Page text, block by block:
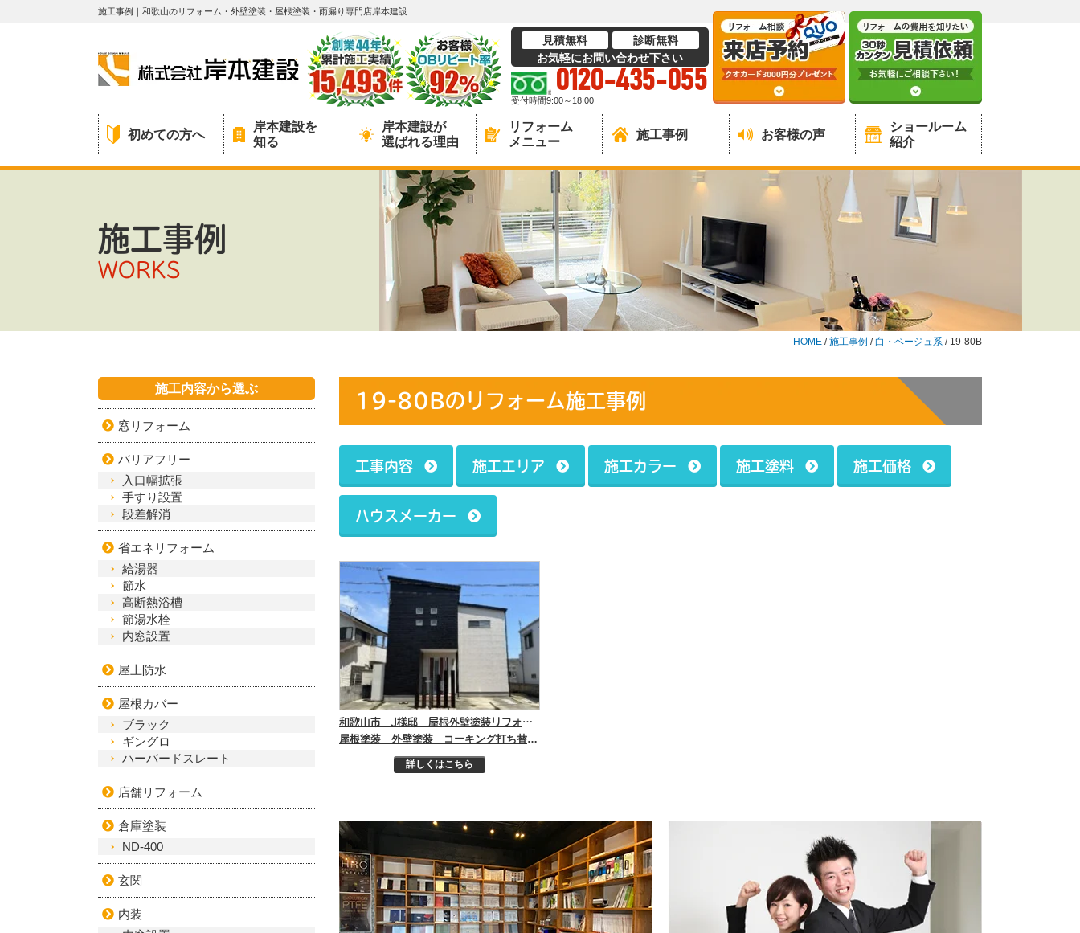
施工事例｜和歌山のリフォーム・外壁塗装・屋根塗装・雨漏り専門店岸本建設
見積無料
診断無料
お気軽にお問い合わせ下さい
0120-435-055
受付時間9:00～18:00
初めての方へ
岸本建設を
知る
岸本建設が
選ばれる理由
リフォーム
メニュー
施工事例 お客様の声
ショールーム
紹介
施工事例
WORKS
HOME /施工事例 /白・ベージュ系 / 19-80B
19-80Bのリフォーム施工事例
工事内容 施工エリア 施工カラー 施工塗料 施工価格
ハウスメーカー
和歌山市 J様邸 屋根外壁塗装リフォーム工事
屋根塗装 外壁塗装 コーキング打ち替え 付帯部塗装
詳しくはこちら
施工内容から選ぶ
窓リフォーム
バリアフリー
入口幅拡張
手すり設置
段差解消
省エネリフォーム
給湯器
節水
高断熱浴槽
節湯水栓
内窓設置
屋上防水
屋根カバー
ブラック
ギングロ
ハーバードスレート
店舗リフォーム
倉庫塗装
ND-400
玄関
内装